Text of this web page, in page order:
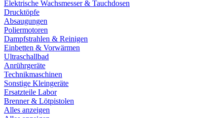
Elektrische Wachsmesser & Tauchdosen
Drucktöpfe
Absaugungen
Poliermotoren
Dampfstrahlen & Reinigen
Einbetten & Vorwärmen
Ultraschallbad
Anrührgeräte
Technikmaschinen
Sonstige Kleingeräte
Ersatzteile Labor
Brenner & Lötpistolen
Alles anzeigen